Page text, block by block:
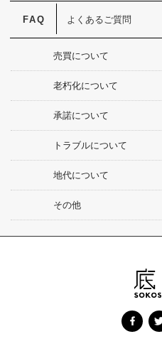
よくあるご質問
売買について
老朽化について
承諾について
トラブルについて
地代について
その他